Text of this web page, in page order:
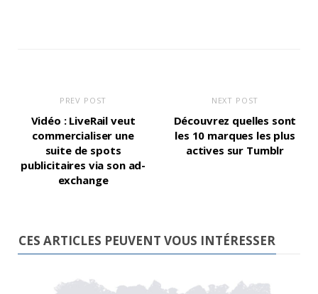
PREV POST
Vidéo : LiveRail veut
commercialiser une
suite de spots
publicitaires via son ad-
exchange
NEXT POST
Découvrez quelles sont
les 10 marques les plus
actives sur Tumblr
CES ARTICLES PEUVENT VOUS INTÉRESSER